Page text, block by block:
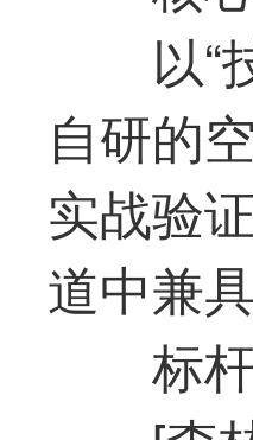
以“
自研的
实战验
道中兼
标